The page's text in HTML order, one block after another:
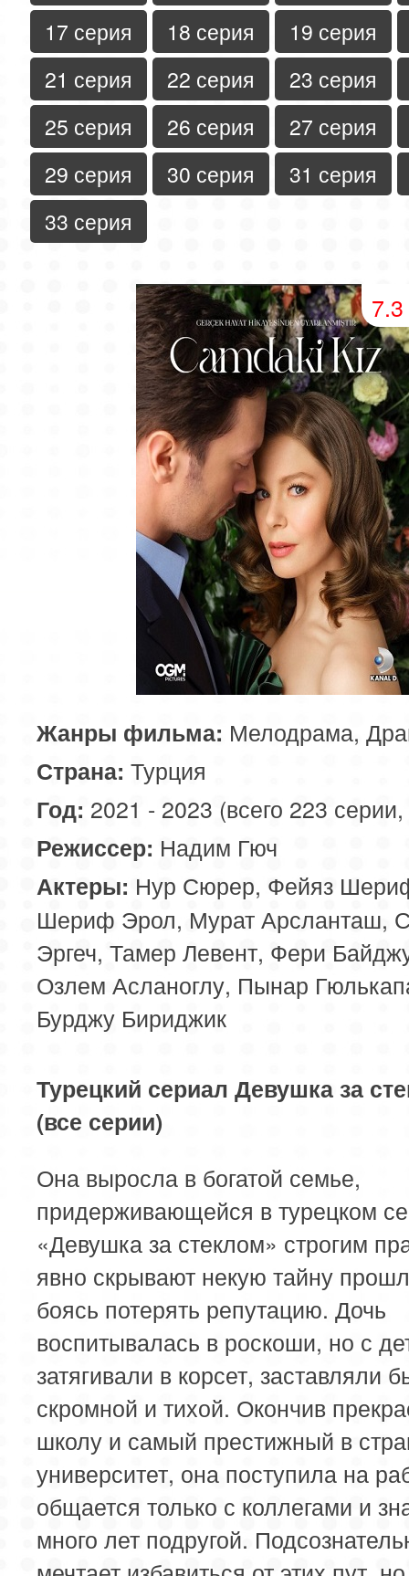
17 серия
18 серия
19 серия
21 серия
22 серия
23 серия
25 серия
26 серия
27 серия
29 серия
30 серия
31 серия
33 серия
7.3
Жанры фильма: Мелодрама,
Страна: Турция
Год: 2021 - 2023 (всего 223
Режиссер: Надим Гюч
Актеры: Нур Сюрер, Фейяз
Шериф Эрол, Мурат Арсланташ,
Эргеч, Тамер Левент, Фери
Озлем Асланоглу, Пынар
Бурджу Бириджик
Турецкий сериал Девушка за
(все серии)
Она выросла в богатой семье,
придерживающейся в турецком
«Девушка за стеклом» строгим
явно скрывают некую тайну
боясь потерять репутацию. Дочь
воспитывалась в роскоши, но с
затягивали в корсет, заставляли
скромной и тихой. Окончив
школу и самый престижный в
университет, она поступила на
общается только с коллегами и
много лет подругой.